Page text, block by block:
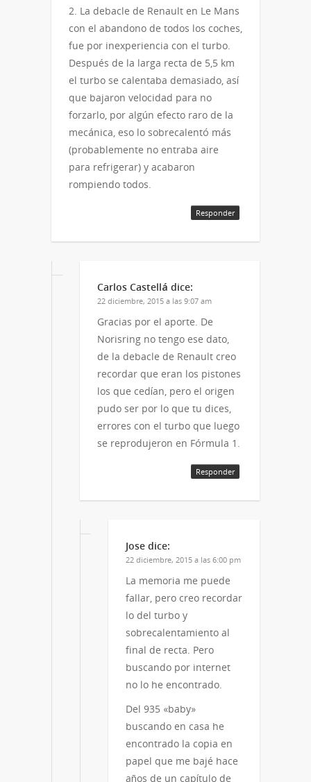
2. La debacle de Renault en Le Mans
con el abandono de todos los coches,
fue por inexperiencia con el turbo.
Después de la larga recta de 5,5 km
el turbo se calentaba demasiado, así
que bajaron velocidad para no
forzarlo, por algún efecto raro de la
mecánica, eso lo sobrecalentó más
(probablemente no entraba aire
para refrigerar) y acabaron
rompiendo todos.
Responder
Carlos Castellá dice:
22 diciembre, 2015 a las 9:07 am
Gracias por el aporte. De
Norisring no tengo ese dato,
de la debacle de Renault creo
recordar que eran los pistones
los que cedían, pero el origen
pudo ser por lo que tu dices,
errores con el turbo que luego
se reprodujeron en Fórmula 1.
Responder
Jose dice:
22 diciembre, 2015 a las 6:00 pm
La memoria me puede
fallar, pero creo recordar
lo del turbo y
sobrecalentamiento al
final de recta. Pero
buscando por internet
no lo he encontrado.
Del 935 «baby»
buscando en casa he
encontrado la copia en
papel que me bajé hace
años de un capítulo de